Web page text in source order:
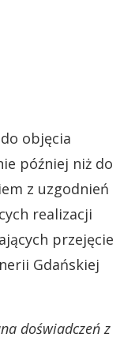
objęcia
później niż do
z uzgodnień
realizacji
przejęcie
Gdańskiej
doświadczeń z